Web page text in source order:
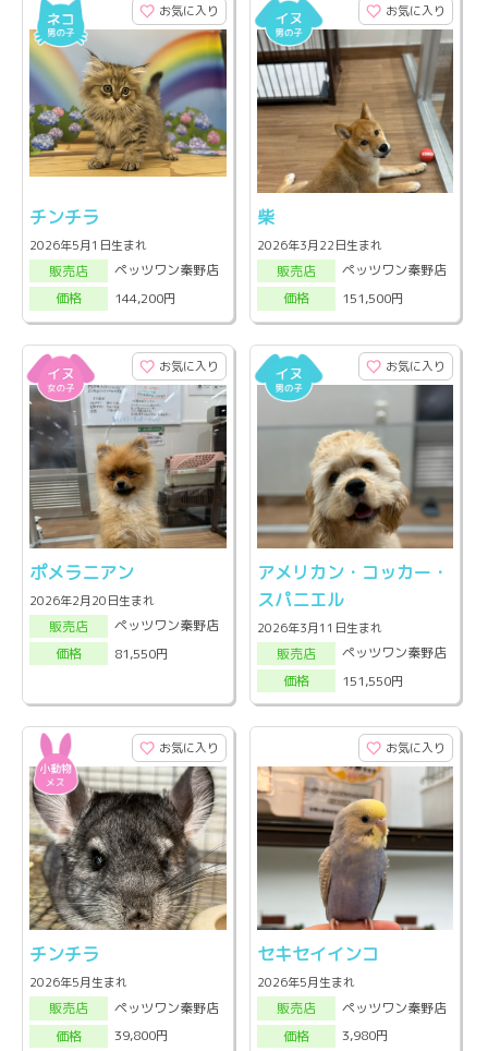
お気に入り
チンチラ
2026年5月1日生まれ
販売店
ペッツワン秦野店
価格
144,200円
お気に入り
柴
2026年3月22日生まれ
販売店
ペッツワン秦野店
価格
151,500円
お気に入り
ポメラニアン
2026年2月20日生まれ
販売店
ペッツワン秦野店
価格
81,550円
お気に入り
アメリカン・コッカー・
スパニエル
2026年3月11日生まれ
販売店
ペッツワン秦野店
価格
151,550円
お気に入り
チンチラ
2026年5月生まれ
販売店
ペッツワン秦野店
価格
39,800円
お気に入り
セキセイインコ
2026年5月生まれ
販売店
ペッツワン秦野店
価格
3,980円